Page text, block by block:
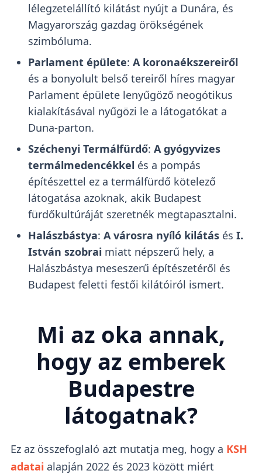
lélegzetelállító kilátást nyújt a Dunára, és
Magyarország gazdag örökségének
szimbóluma.
Parlament épülete: A koronaékszereiről
és a bonyolult belső tereiről híres magyar
Parlament épülete lenyűgöző neogótikus
kialakításával nyűgözi le a látogatókat a
Duna-parton.
Széchenyi Termálfürdő: A gyógyvizes
termálmedencékkel és a pompás
építészettel ez a termálfürdő kötelező
látogatása azoknak, akik Budapest
fürdőkultúráját szeretnék megtapasztalni.
Halászbástya: A városra nyíló kilátásés I.
István szobrai miatt népszerű hely, a
Halászbástya meseszerű építészetéről és
Budapest feletti festői kilátóiról ismert.
Mi az oka annak,
hogy az emberek
Budapestre
látogatnak?
Ez az összefoglaló azt mutatja meg, hogy a KSH
adatai alapján 2022 és 2023 között miért